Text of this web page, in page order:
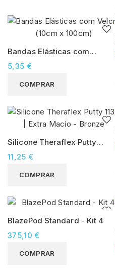
Bandas Elásticas com
Velcro (10cm x 100cm)
5,35 €
COMPRAR
Silicone Theraflex Putty
113g | Extra Macio - Bronze
11,25 €
COMPRAR
BlazePod Standard - Kit 4
375,10 €
COMPRAR